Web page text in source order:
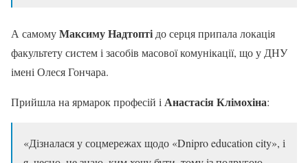
А самомуМаксиму Надтопті до серця припала локація
факультету систем і засобів масової комунікації, що у ДНУ
імені Олеся Гончара.
Прийшла на ярмарок професій і Анастасія Клімохіна:
«Дізналася у соцмережах щодо «Dnipro education city», і